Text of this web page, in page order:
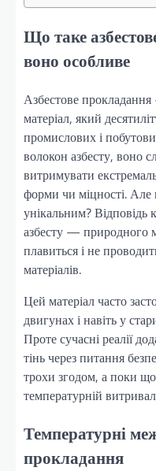
Що таке
воно особливе
Азбестове
матеріал, який
промислових і
волокон азбесту, воно
витримувати
форми чи міцності.
унікальним? Відповідь
азбесту — природного
плавиться і не
матеріалів.
Цей матеріал часто
двигунах і навіть у
Проте сучасні реалії
тінь через питання
трохи згодом, а поки
температурній
Температурні
прокладання